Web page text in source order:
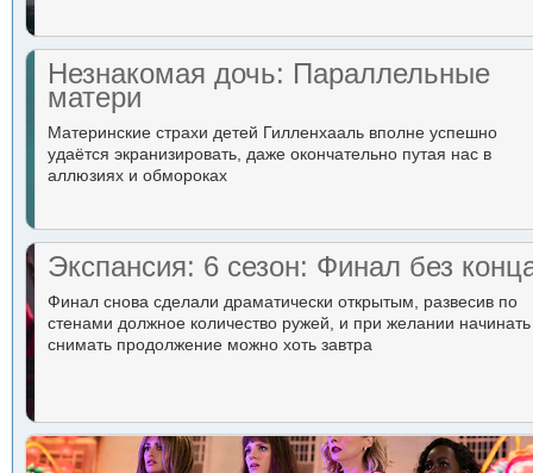
Незнакомая дочь: Параллельные
матери
Материнские страхи детей Гилленхааль вполне успешно
удаётся экранизировать, даже окончательно путая нас в
аллюзиях и обмороках
Экспансия: 6 сезон: Финал без
Финал снова сделали драматически открытым, развесив по
стенами должное количество ружей, и при желании начинать
снимать продолжение можно хоть завтра